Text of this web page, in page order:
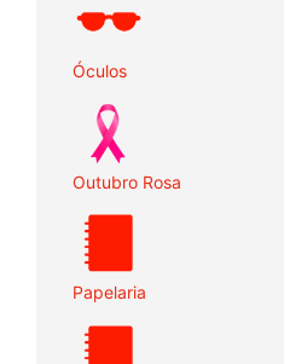
Óculos
Outubro Rosa
Papelaria